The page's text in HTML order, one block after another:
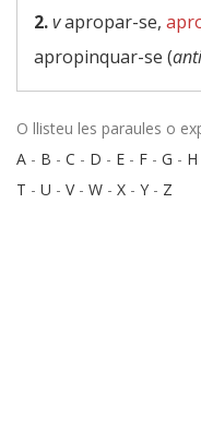
2.vapropar-se,
apropinquar-se (
O llisteu les paraules o
A - B - C - D - E - F - G - H
T - U - V- W - X - Y - Z